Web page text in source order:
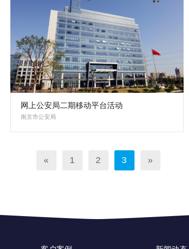
网上公安局二期移动平台活动
南京市公安局
« 1 2 3 »